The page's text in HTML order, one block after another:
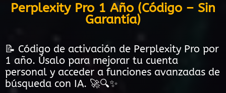
Perplexity Pro 1 Año (Código – Sin
Garantía)
📝 Código de activación de Perplexity Pro por
1 año. Úsalo para mejorar tu cuenta
personal y acceder a funciones avanzadas de
búsqueda con IA. 🚀🔍✨